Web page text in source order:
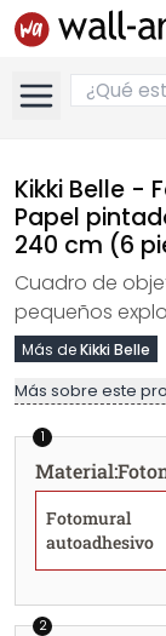
Kikki Belle -
Papel
240 cm (6
Cuadro de
pequeños
Más deKikki Belle
Más sobre este
1
Material:
Fotomural
autoadhesivo
2